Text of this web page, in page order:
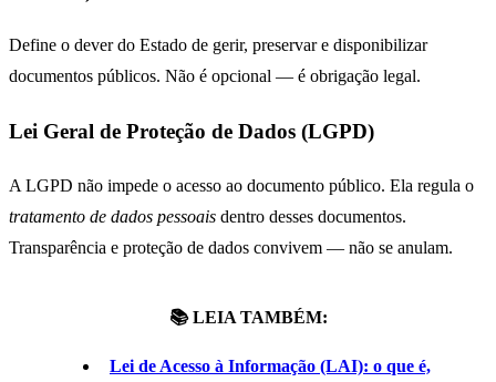
Define o dever do Estado de gerir, preservar e disponibilizar
documentos públicos. Não é opcional — é obrigação legal.
Lei Geral de Proteção de Dados (LGPD)
A LGPD não impede o acesso ao documento público. Ela regula o
tratamento de dados pessoais dentro desses documentos.
Transparência e proteção de dados convivem — não se anulam.
📚 LEIA TAMBÉM:
Lei de Acesso à Informação (LAI): o que é,